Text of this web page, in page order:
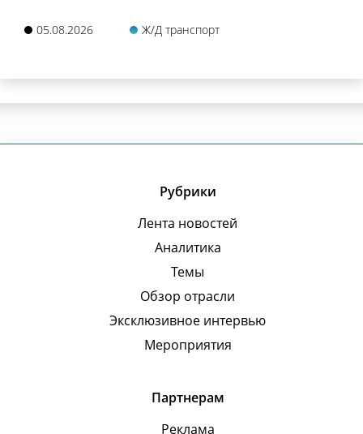
05.08.2026 Ж/Д транспорт
Рубрики
Лента новостей
Аналитика
Темы
Обзор отрасли
Эксклюзивное интервью
Мероприятия
Партнерам
Реклама